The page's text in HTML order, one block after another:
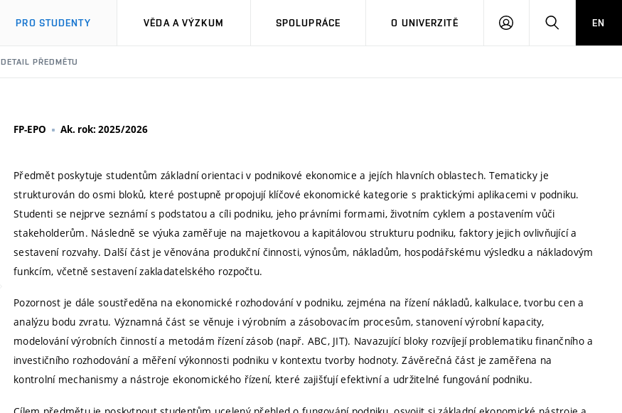
PRO STUDENTY VĚDA A VÝZKUM SPOLUPRÁCE O UNIVERZITĚ
PŘIHLÁSIT HLEDATEN
DETAIL PŘEDMĚTU
FP-EPO Ak. rok: 2025/2026
Předmět poskytuje studentům základní orientaci v podnikové ekonomice a jejích hlavních oblastech. Tematicky je
strukturován do osmi bloků, které postupně propojují klíčové ekonomické kategorie s praktickými aplikacemi v podniku.
Studenti se nejprve seznámí s podstatou a cíli podniku, jeho právními formami, životním cyklem a postavením vůči
stakeholderům. Následně se výuka zaměřuje na majetkovou a kapitálovou strukturu podniku, faktory jejich ovlivňující a
sestavení rozvahy. Další část je věnována produkční činnosti, výnosům, nákladům, hospodářskému výsledku a nákladovým
funkcím, včetně sestavení zakladatelského rozpočtu.
Pozornost je dále soustředěna na ekonomické rozhodování v podniku, zejména na řízení nákladů, kalkulace, tvorbu cen a
analýzu bodu zvratu. Významná část se věnuje i výrobním a zásobovacím procesům, stanovení výrobní kapacity,
modelování výrobních činností a metodám řízení zásob (např. ABC, JIT). Navazující bloky rozvíjejí problematiku finančního a
investičního rozhodování a měření výkonnosti podniku v kontextu tvorby hodnoty. Závěrečná část je zaměřena na
kontrolní mechanismy a nástroje ekonomického řízení, které zajišťují efektivní a udržitelné fungování podniku.